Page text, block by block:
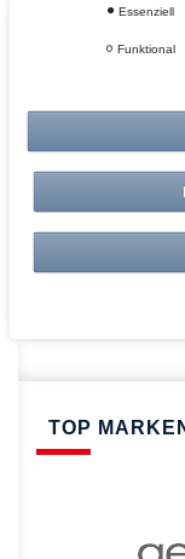
Vom Profi
Risikolos:
Über
Schnelle
TOP
Essenziell
Funktional